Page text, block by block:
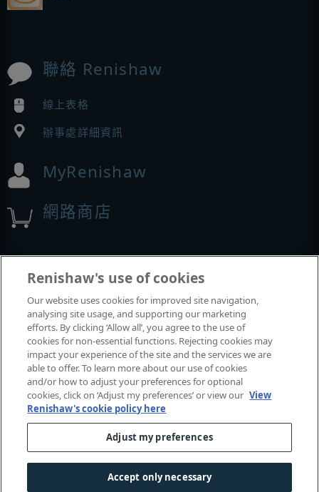
聯絡 Renishaw
線上表格
辦事處詳細資訊
MyRenishaw
網路商店
展覽與會議
我們參加的活動
© 2001-2026 Renishaw plc. 保留所有權利。
聯絡我們|法律及法規遵循|無障礙網頁|隱私權|
Renishaw's use of cookies
Our website uses cookies for improved site navigation,
analysing site usage, and supporting our marketing
efforts. By clicking ‘Allow all’, you agree to the use of
cookies for non-essential functions. Rejecting cookies may
impact your experience of the site and the services we are
able to offer. To learn more about our use of cookies
and/or how to adjust your preferences for optional
cookies, click on ‘Adjust my preferences’ or view our View
Renishaw's cookie policy here
Adjust my preferences
Accept only necessary